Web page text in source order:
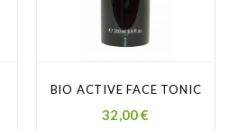
BIO ACTIVE FACE TONIC
Prezzo
32,00 €